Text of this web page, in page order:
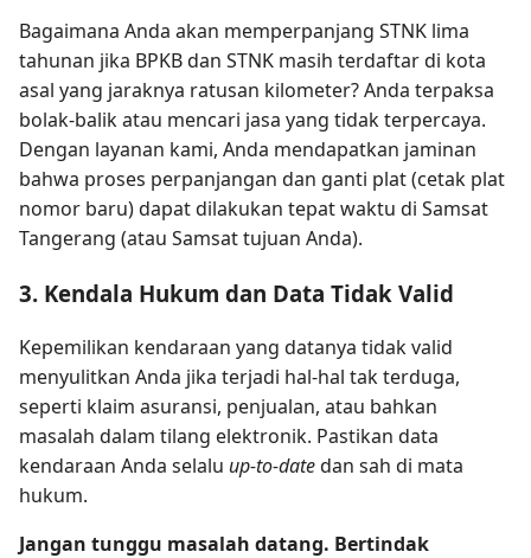
Bagaimana Anda akan memperpanjang STNK lima
tahunan jika BPKB dan STNK masih terdaftar di kota
asal yang jaraknya ratusan kilometer? Anda terpaksa
bolak-balik atau mencari jasa yang tidak terpercaya.
Dengan layanan kami, Anda mendapatkan jaminan
bahwa proses perpanjangan dan ganti plat (cetak plat
nomor baru) dapat dilakukan tepat waktu di Samsat
Tangerang (atau Samsat tujuan Anda).
3. Kendala Hukum dan Data Tidak Valid
Kepemilikan kendaraan yang datanya tidak valid
menyulitkan Anda jika terjadi hal-hal tak terduga,
seperti klaim asuransi, penjualan, atau bahkan
masalah dalam tilang elektronik. Pastikan data
kendaraan Anda selalu up-to-datedan sah di mata
hukum.
Jangan tunggu masalah datang. Bertindak